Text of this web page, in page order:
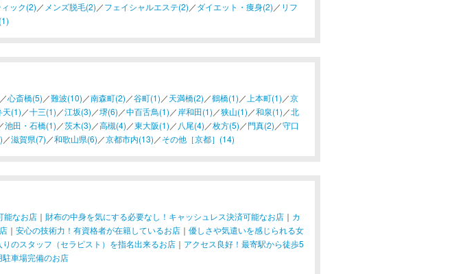
ック(2) ／ メンズ脱毛(2) ／フェイシャルエステ(2) ／ダイエット・痩身(2) ／ リフ
／心斎橋(5) ／難波(10) ／南森町(2) ／谷町(1) ／天満橋(2) ／鶴橋(1) ／ 上本町(1) ／京
天(1) ／十三(1) ／江坂(3) ／堺(6) ／中百舌鳥(1) ／ 岸和田(1) ／狭山(1) ／和泉(1) ／北
池田・石橋(1) ／茨木(3) ／高槻(4) ／東大阪(1) ／ 八尾(4) ／枚方(5) ／門真(2) ／守口
／滋賀県(7) ／和歌山県(6) ／京都市内(13) ／その他［京都］(14)
能なお店 ｜ 財布の中身を気にする必要なし！キャッシュレス決済可能なお店 ｜ カ
｜ 安心の技術力！有資格者が在籍しているお店 ｜ 優しさや気遣いを感じられる女
りのスタッフ（セラピスト）を指名出来るお店 ｜ アクセス良好！最寄駅から徒歩5
車場完備のお店